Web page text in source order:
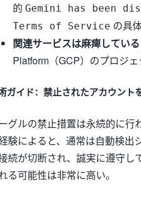
的 Gemini has been
Terms of Service の具
関連サービスは麻痺している
Platform（GCP）のプロジ
ガイド：禁止されたアカウント
グルの禁止措置は永続的に行
験によると、通常は自動検出
続が切断され、誠実に遵守
る可能性は非常に高い。